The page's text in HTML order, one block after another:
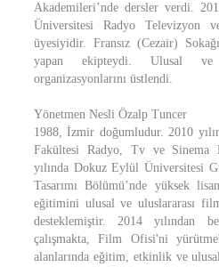
Akademileri’nde dersler verdi.
Üniversitesi Radyo Televizyon
üyesiyidir. Fransız (Cezair)
yapan ekipteydi. Ulusal ve
organizasyonlarını üstlendi.
Yönetmen Nesli Özalp Tuncer
1988, İzmir doğumludur. 2010
Fakültesi Radyo, Tv ve Sinema
yılında Dokuz Eylül Üniversitesi
Tasarımı Bölümü’nde yüksek
eğitimini ulusal ve uluslararası
desteklemiştir. 2014 yılından
çalışmakta, Film Ofisi'ni
alanlarında eğitim, etkinlik ve